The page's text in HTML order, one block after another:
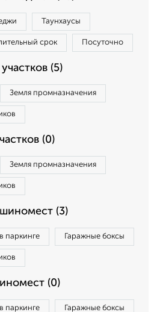
Таунхаусы
срок Посуточно
(5)
Земля промназначения
(0)
Земля промназначения
(3)
паркинге Гаражные боксы
(0)
паркинге Гаражные боксы